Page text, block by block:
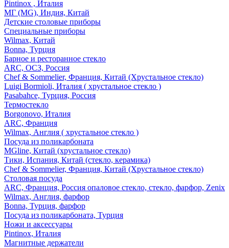
Pintinox , Италия
МГ (MG), Индия, Китай
Детские столовые приборы
Специальные приборы
Wilmax, Китай
Bonna, Турция
Барное и ресторанное стекло
ARC, ОСЗ, Россия
Chef & Sommelier, Франция, Китай (Хрустальное стекло)
Luigi Bormioli, Италия ( хрустальное стекло )
Pasabahce, Турция, Россия
Термостекло
Borgonovo, Италия
ARC, Франция
Wilmax, Англия ( хрустальное стекло )
Посуда из поликарбоната
MGline, Китай (хрустальное стекло)
Тики, Испания, Китай (стекло, керамика)
Chef & Sommelier, Франция, Китай (Хрустальное стекло)
Столовая посуда
ARC, Франция, Россия опаловое стекло, стекло, фарфор, Zenix
Wilmax, Англия, фарфор
Bonna, Турция, фарфор
Посуда из поликарбоната, Турция
Ножи и аксессуары
Pintinox, Италия
Магнитные держатели